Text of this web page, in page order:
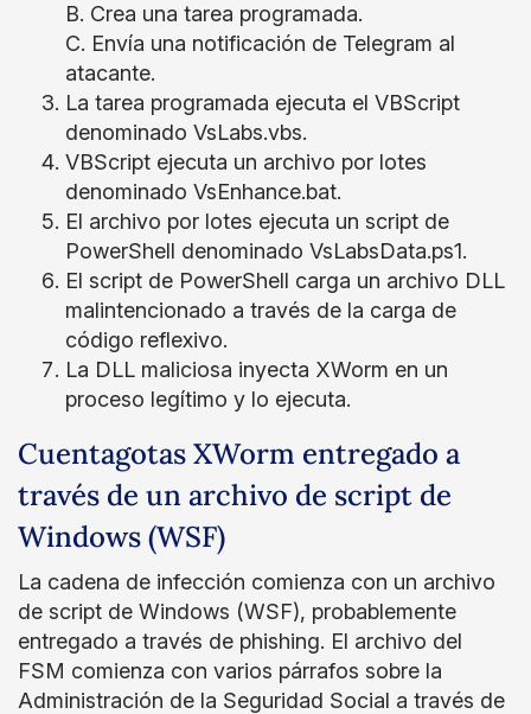
B. Crea una tarea programada.
C. Envía una notificación de Telegram al
atacante.
La tarea programada ejecuta el VBScript
denominado VsLabs.vbs.
VBScript ejecuta un archivo por lotes
denominado VsEnhance.bat.
El archivo por lotes ejecuta un script de
PowerShell denominado VsLabsData.ps1.
El script de PowerShell carga un archivo DLL
malintencionado a través de la carga de
código reflexivo.
La DLL maliciosa inyecta XWorm en un
proceso legítimo y lo ejecuta.
Cuentagotas XWorm entregado a
través de un archivo de script de
Windows (WSF)
La cadena de infección comienza con un archivo
de script de Windows (WSF), probablemente
entregado a través de phishing. El archivo del
FSM comienza con varios párrafos sobre la
Administración de la Seguridad Social a través de